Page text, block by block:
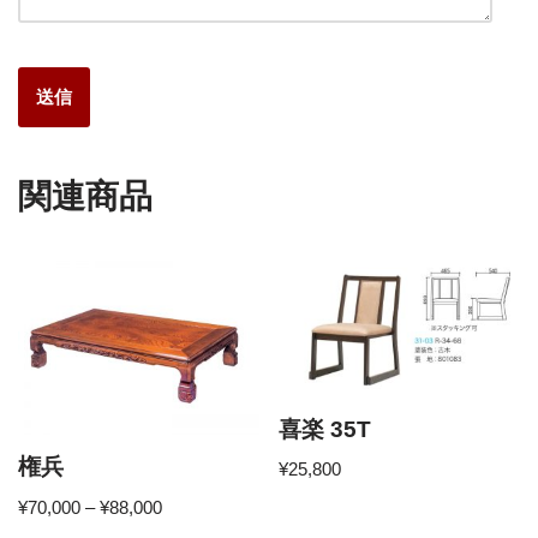
関連商品
権兵
¥70,000 –¥88,000
喜楽 35T
¥25,800